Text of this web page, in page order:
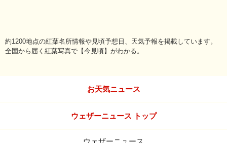
約1200地点の紅葉名所情報や見頃予想日、天気予報を掲載しています。
全国から届く紅葉写真で【今見頃】がわかる。
お天気ニュース
ウェザーニュース トップ
ウェザーニュース